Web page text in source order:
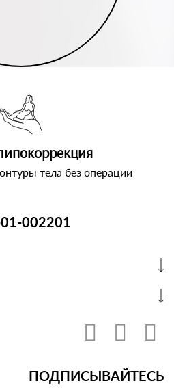
тела без операции
002201
ПОДПИСЫВАЙТЕСЬ